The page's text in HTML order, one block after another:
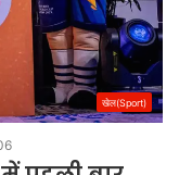
खेल(Sport)